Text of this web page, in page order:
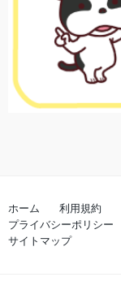
ホーム 利用規約
プライバシーポリシー
サイトマップ